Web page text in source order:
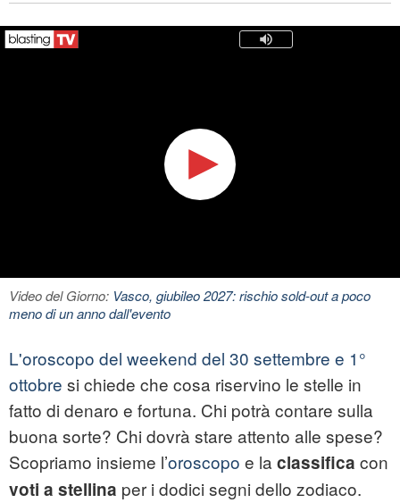
Video del Giorno: Vasco, giubileo 2027: rischio sold-out a poco
meno di un anno dall'evento
L'oroscopo del weekend del 30 settembre e 1°
ottobre si chiede che cosa riservino le stelle in
fatto di denaro e fortuna. Chi potrà contare sulla
buona sorte? Chi dovrà stare attento alle spese?
Scopriamo insieme l’oroscopo e la classifica con
voti a stellina per i dodici segni dello zodiaco.